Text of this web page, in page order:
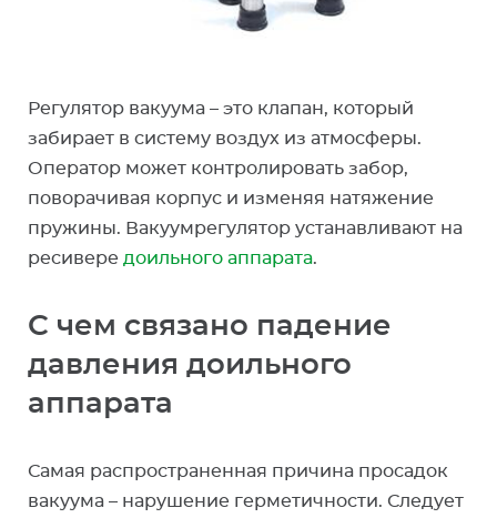
Регулятор вакуума – это клапан, который
забирает в систему воздух из атмосферы.
Оператор может контролировать забор,
поворачивая корпус и изменяя натяжение
пружины. Вакуумрегулятор устанавливают на
ресивере доильного аппарата.
С чем связано падение
давления доильного
аппарата
Самая распространенная причина просадок
вакуума – нарушение герметичности. Следует